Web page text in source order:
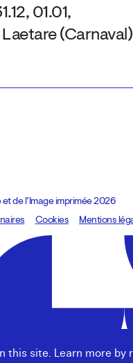
this site. Learn more by
01.01,
(Carnaval)
de l’Image imprimée 2026
, code:8080.studio
Cookies Mentions